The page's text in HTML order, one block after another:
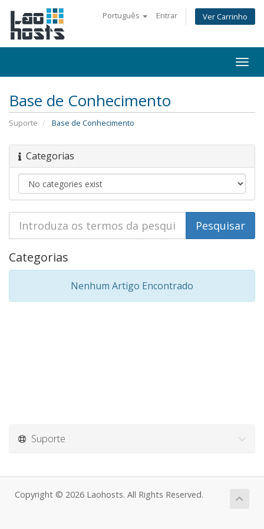
Português Entrar Ver Carrinho
Base de Conhecimento
Suporte Base de Conhecimento
Categorias
Categorias
Nenhum Artigo Encontrado
Suporte
Copyright © 2026 Laohosts. All Rights Reserved.